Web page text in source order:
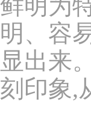
鲜明为
明、容
显出来
刻印象,